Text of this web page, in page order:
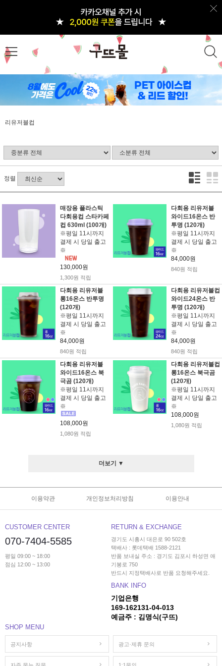
리유저블컵
정렬
매장용 플라스틱
다회용컵 스타카페
컵 630ml (100개)
※평일 11시까지
결제 시 당일 출고
※
130,000원
1,300원 적립
다회용 리유저블
와이드16온스 반
투명 (120개)
※평일 11시까지
결제 시 당일 출고
※
84,000원
840원 적립
다회용 리유저블
롱16온스 반투명
(120개)
※평일 11시까지
결제 시 당일 출고
※
84,000원
840원 적립
다회용 리유저블컵
와이드24온스 반
투명 (120개)
※평일 11시까지
결제 시 당일 출고
※
84,000원
840원 적립
다회용 리유저블
와이드16온스 북
극곰 (120개)
※평일 11시까지
결제 시 당일 출고
※
108,000원
1,080원 적립
다회용 리유저블컵
롱16온스 북극곰
(120개)
※평일 11시까지
결제 시 당일 출고
※
108,000원
1,080원 적립
더보기 ▼
이용약관 개인정보처리방침 이용안내
CUSTOMER CENTER
070-7404-5585
평일 09:00 ~ 18:00
점심 12:00 ~ 13:00
RETURN & EXCHANGE
경기도 시흥시 대은로 90 502호
택배사 : 롯데택배 1588-2121
반품 보내실 주소 : 경기도 김포시 하성면 애
기봉로 750
반드시 지정택배사로 반품 요청해주세요.
BANK INFO
기업은행
169-162131-04-013
예금주 : 김명식(구뜨)
SHOP MENU
공지사항 광고·제휴 문의